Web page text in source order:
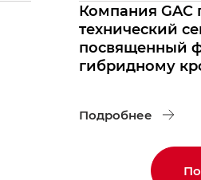
Компания GAC
технический
посвященный
гибридному
Подробнее